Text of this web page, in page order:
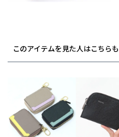
このアイテムを見た人はこちら